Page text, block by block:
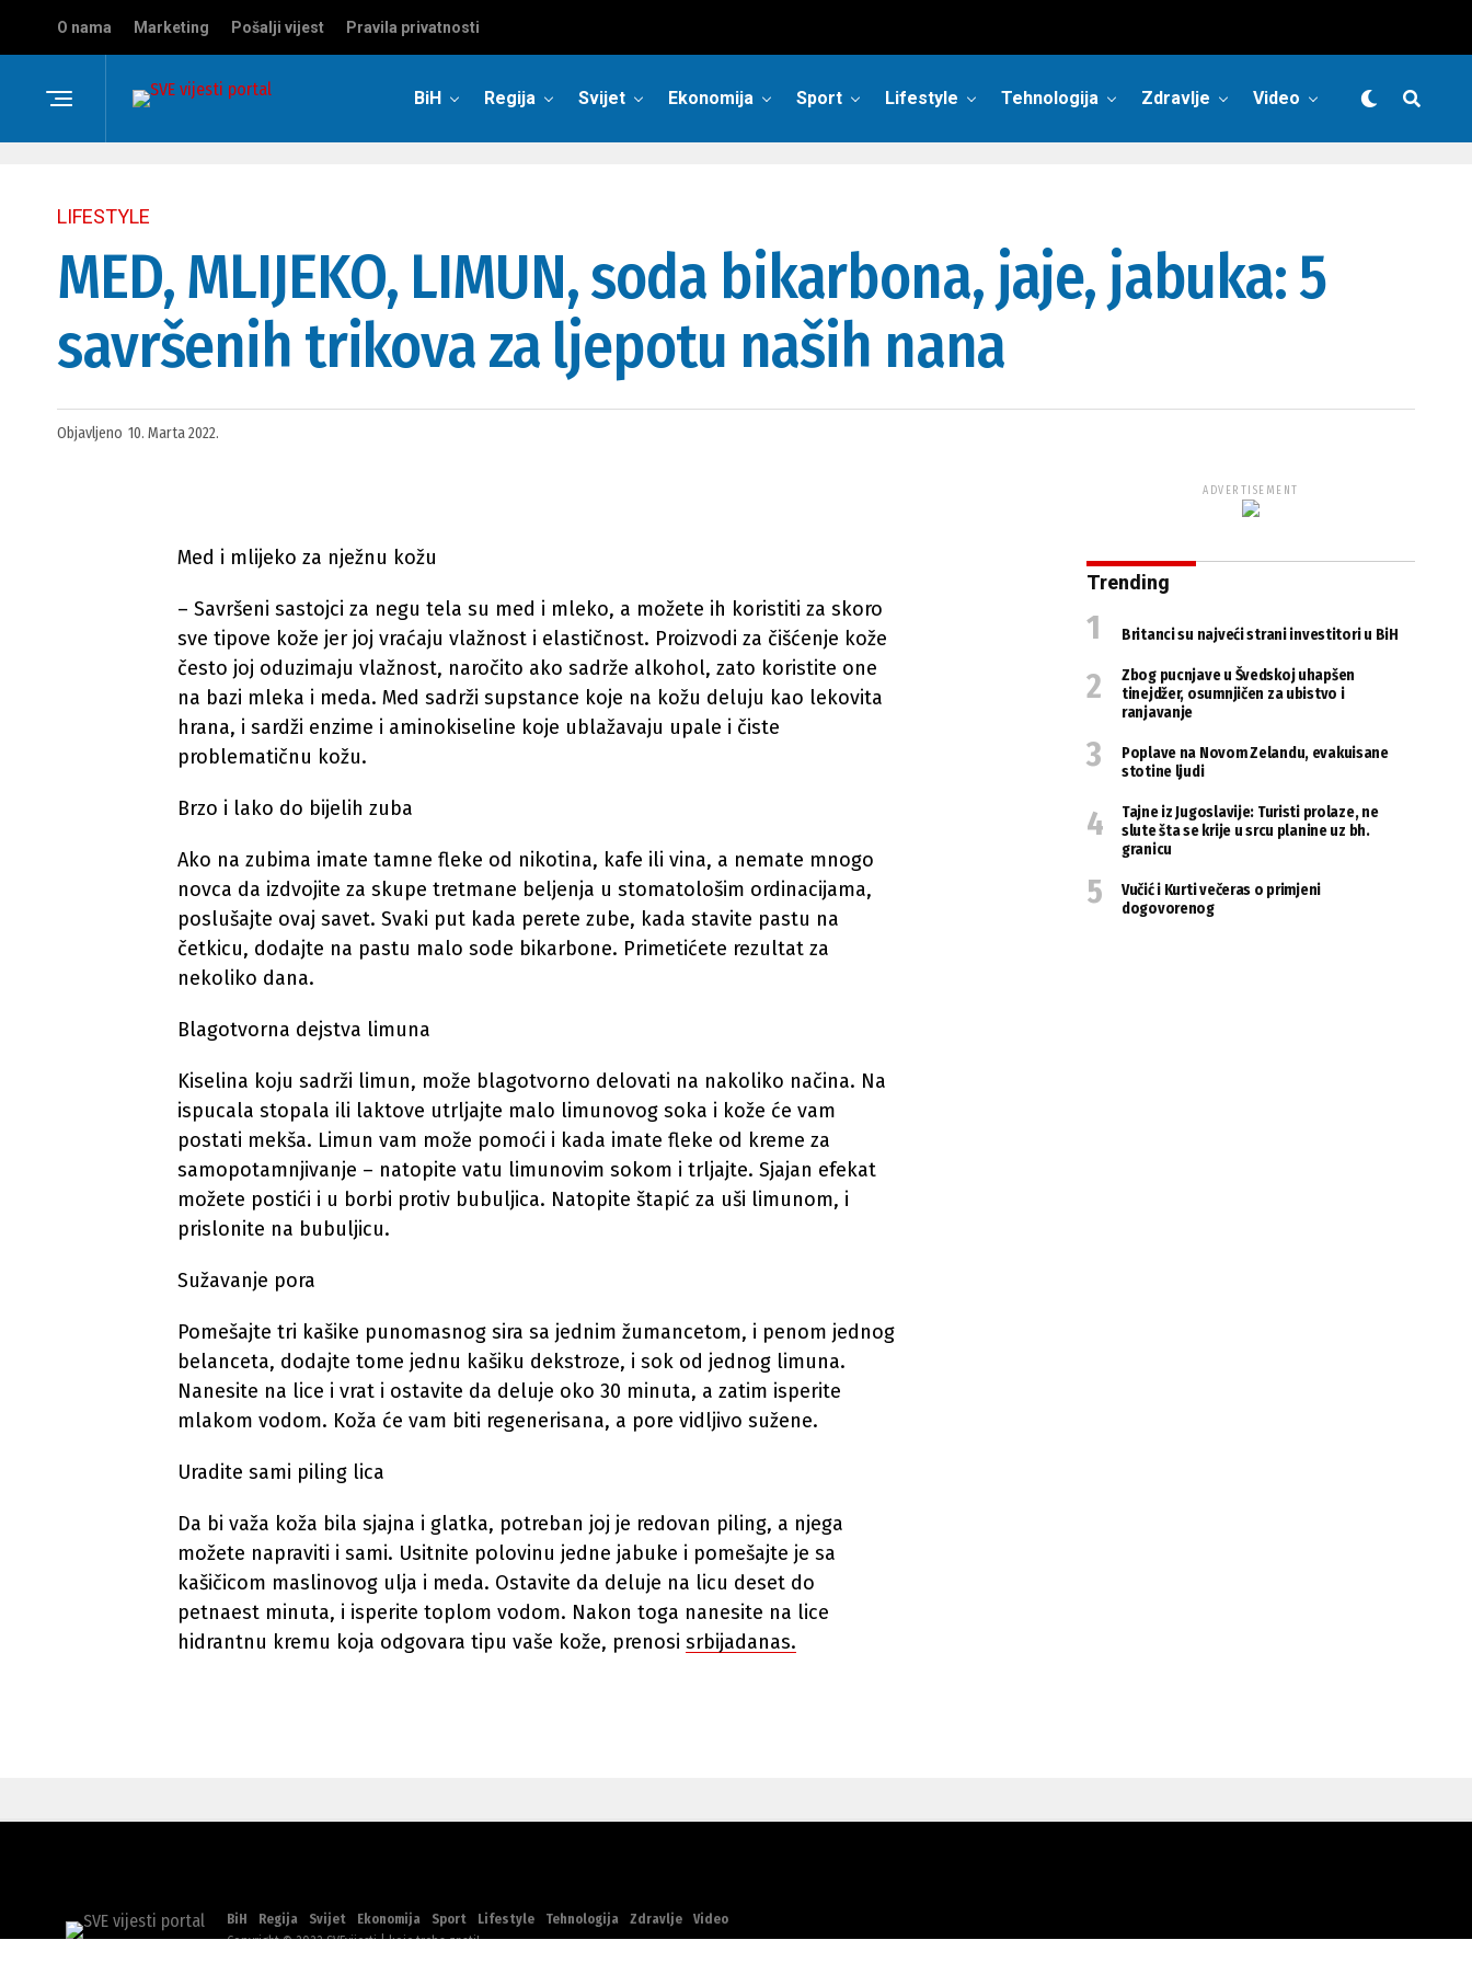
O nama Marketing Pošalji vijest Pravila privatnosti
BiH Regija Svijet Ekonomija Sport Lifestyle Tehnologija Zdravlje Video
LIFESTYLE
MED, MLIJEKO, LIMUN, soda bikarbona, jaje, jabuka: 5
savršenih trikova za ljepotu naših nana
Objavljeno 10. Marta 2022.
Med i mlijeko za nježnu kožu
– Savršeni sastojci za negu tela su med i mleko, a možete ih koristiti za skoro
sve tipove kože jer joj vraćaju vlažnost i elastičnost. Proizvodi za čišćenje kože
često joj oduzimaju vlažnost, naročito ako sadrže alkohol, zato koristite one
na bazi mleka i meda. Med sadrži supstance koje na kožu deluju kao lekovita
hrana, i sardži enzime i aminokiseline koje ublažavaju upale i čiste
problematičnu kožu.
Brzo i lako do bijelih zuba
Ako na zubima imate tamne fleke od nikotina, kafe ili vina, a nemate mnogo
novca da izdvojite za skupe tretmane beljenja u stomatološim ordinacijama,
poslušajte ovaj savet. Svaki put kada perete zube, kada stavite pastu na
četkicu, dodajte na pastu malo sode bikarbone. Primetićete rezultat za
nekoliko dana.
Blagotvorna dejstva limuna
Kiselina koju sadrži limun, može blagotvorno delovati na nakoliko načina. Na
ispucala stopala ili laktove utrljajte malo limunovog soka i kože će vam
postati mekša. Limun vam može pomoći i kada imate fleke od kreme za
samopotamnjivanje – natopite vatu limunovim sokom i trljajte. Sjajan efekat
možete postići i u borbi protiv bubuljica. Natopite štapić za uši limunom, i
prislonite na bubuljicu.
Sužavanje pora
Pomešajte tri kašike punomasnog sira sa jednim žumancetom, i penom jednog
belanceta, dodajte tome jednu kašiku dekstroze, i sok od jednog limuna.
Nanesite na lice i vrat i ostavite da deluje oko 30 minuta, a zatim isperite
mlakom vodom. Koža će vam biti regenerisana, a pore vidljivo sužene.
Uradite sami piling lica
Da bi važa koža bila sjajna i glatka, potreban joj je redovan piling, a njega
možete napraviti i sami. Usitnite polovinu jedne jabuke i pomešajte je sa
kašičicom maslinovog ulja i meda. Ostavite da deluje na licu deset do
petnaest minuta, i isperite toplom vodom. Nakon toga nanesite na lice
hidrantnu kremu koja odgovara tipu vaše kože, prenosi srbijadanas.
ADVERTISEMENT
Trending
Britanci su najveći strani investitori u BiH
Zbog pucnjave u Švedskoj uhapšen
tinejdžer, osumnjičen za ubistvo i
ranjavanje
Poplave na Novom Zelandu, evakuisane
stotine ljudi
Tajne iz Jugoslavije: Turisti prolaze, ne
slute šta se krije u srcu planine uz bh.
granicu
Vučić i Kurti večeras o primjeni
dogovorenog
BiH Regija Svijet Ekonomija Sport Lifestyle Tehnologija Zdravlje
Video
Copyright © 2022 SVEvijesti | koje treba znati!